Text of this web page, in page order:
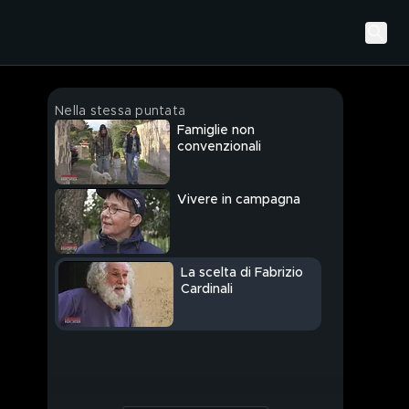
Nella stessa puntata
Famiglie non
convenzionali
Vivere in campagna
La scelta di Fabrizio
Cardinali